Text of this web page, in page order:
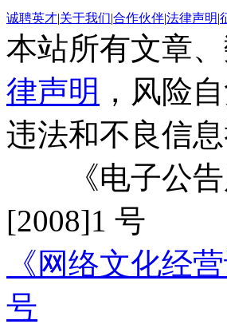
诚聘英才|关于我们|合作伙伴|法律声明|
本站所有文章
律声明 ，风险
违法和不良信
《电子公告
[2008]1 号
《网络文化经
号